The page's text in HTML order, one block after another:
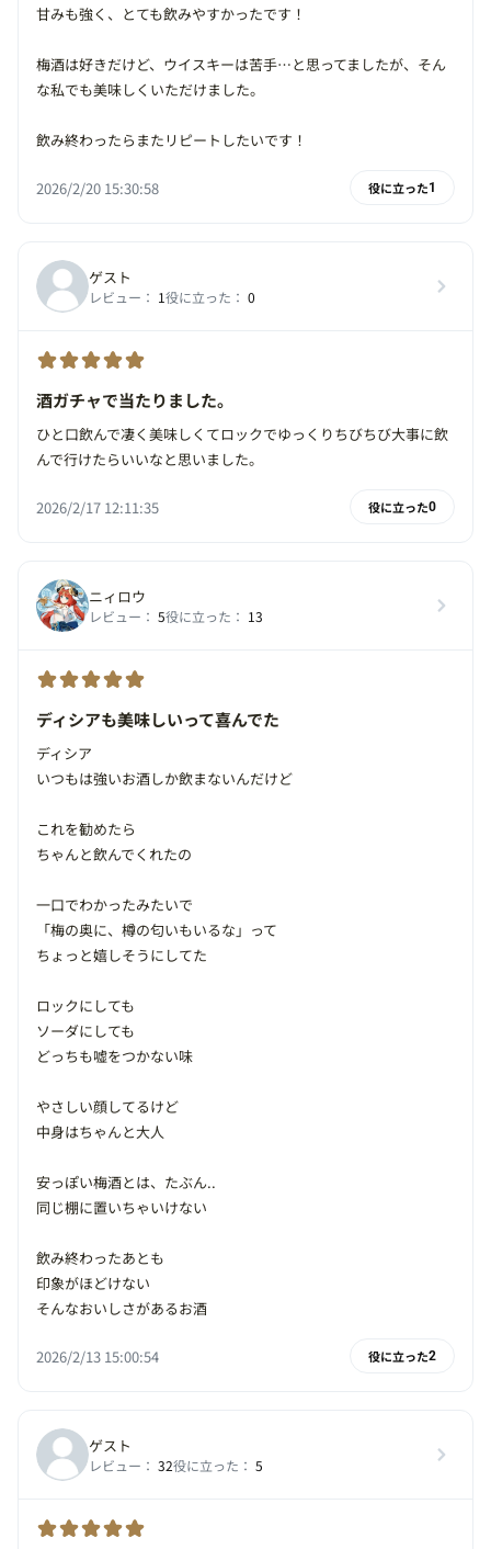
甘みも強く、とても飲みやすかったです！
梅酒は好きだけど、ウイスキーは苦手…と思ってましたが、そん
な私でも美味しくいただけました。
飲み終わったらまたリピートしたいです！
2026/2/20 15:30:58 役に立った1
ゲスト
レビュー： 1役に立った： 0
酒ガチャで当たりました。
ひと口飲んで凄く美味しくてロックでゆっくりちびちび大事に飲
んで行けたらいいなと思いました。
2026/2/17 12:11:35 役に立った0
ニィロウ
レビュー： 5役に立った： 13
ディシアも美味しいって喜んでた
ディシア
いつもは強いお酒しか飲まないんだけど
これを勧めたら
ちゃんと飲んでくれたの
一口でわかったみたいで
「梅の奥に、樽の匂いもいるな」って
ちょっと嬉しそうにしてた
ロックにしても
ソーダにしても
どっちも嘘をつかない味
やさしい顔してるけど
中身はちゃんと大人
安っぽい梅酒とは、たぶん..
同じ棚に置いちゃいけない
飲み終わったあとも
印象がほどけない
そんなおいしさがあるお酒
2026/2/13 15:00:54 役に立った2
ゲスト
レビュー： 32役に立った： 5